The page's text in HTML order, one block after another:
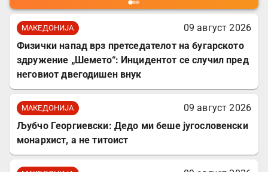
МАКЕДОНИЈА
09 август 2026
Физички напад врз претседателот на бугарското
здружение „Шемето“: Инцидентот се случил пред
неговиот двегодишен внук
МАКЕДОНИЈА
09 август 2026
Љубчо Георгиевски: Дедо ми беше југословенски
монархист, а не титоист